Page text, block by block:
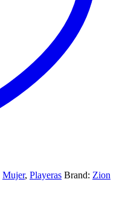
Mujer, Playeras Brand: Zion